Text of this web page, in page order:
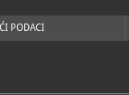
PODACI